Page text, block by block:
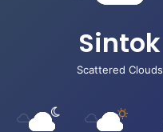
Sintok
Scattered Clouds